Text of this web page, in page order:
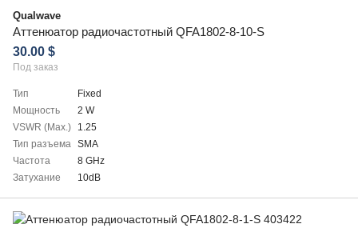
Qualwave
Аттенюатор радиочастотный QFA1802-8-10-S
30.00 $
Под заказ
Тип
Fixed
Мощность
2 W
VSWR (Max.)
1.25
Тип разъема SMA
Частота
8 GHz
Затухание
10dB